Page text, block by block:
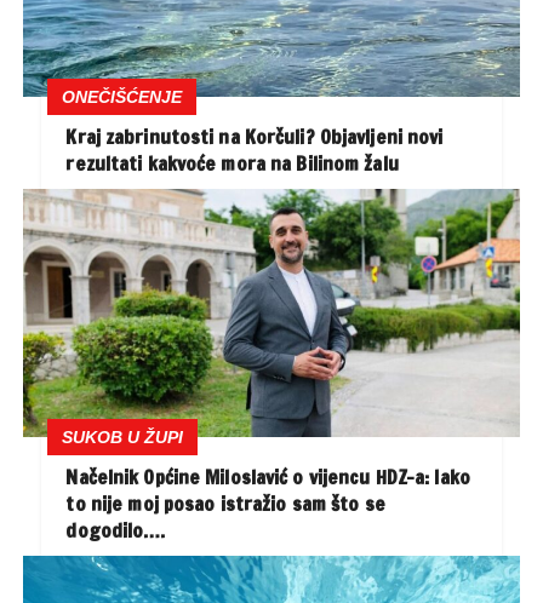
ONEČIŠĆENJE
Kraj zabrinutosti na Korčuli? Objavljeni novi
rezultati kakvoće mora na Bilinom žalu
SUKOB U ŽUPI
Načelnik Općine Miloslavić o vijencu HDZ-a: Iako
to nije moj posao istražio sam što se
dogodilo….